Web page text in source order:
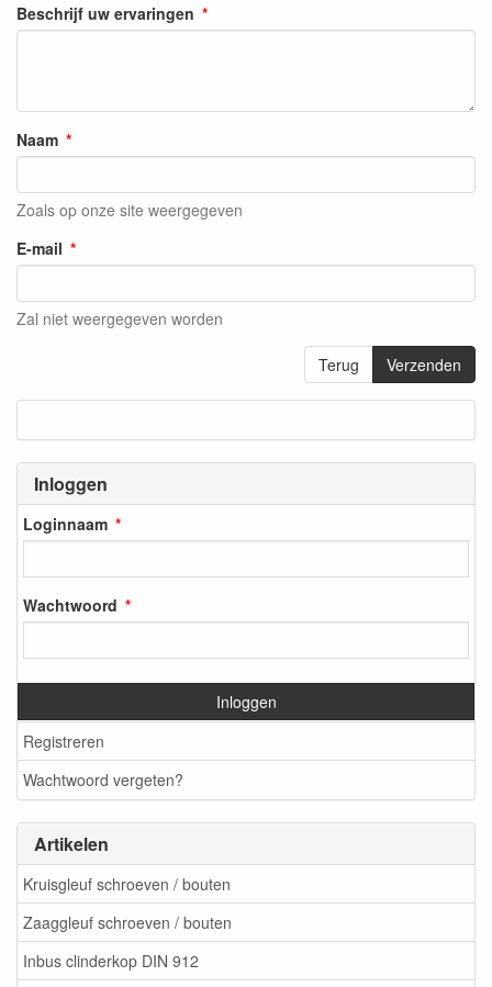
Inloggen
Loginnaam
Wachtwoord
Inloggen
Registreren
Wachtwoord vergeten?
Artikelen
Kruisgleuf schroeven / bouten
Zaaggleuf schroeven / bouten
Inbus clinderkop DIN 912
Beschrijf uw ervaringen
Naam
Zoals op onze site weergegeven
E-mail
Zal niet weergegeven worden
Terug Verzenden